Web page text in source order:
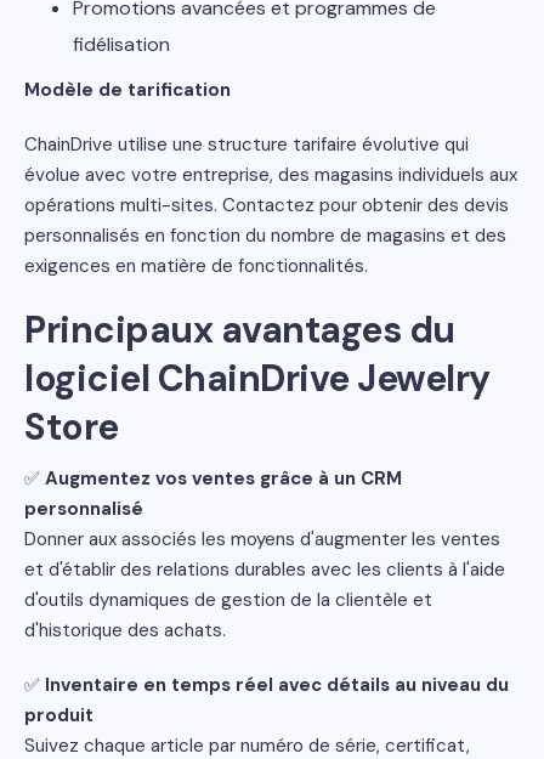
Promotions avancées et programmes de
fidélisation
Modèle de tarification
ChainDrive utilise une structure tarifaire évolutive qui
évolue avec votre entreprise, des magasins individuels aux
opérations multi-sites. Contactez pour obtenir des devis
personnalisés en fonction du nombre de magasins et des
exigences en matière de fonctionnalités.
Principaux avantages du
logiciel ChainDrive Jewelry
Store
✅ Augmentez vos ventes grâce à un CRM
personnalisé
Donner aux associés les moyens d'augmenter les ventes
et d'établir des relations durables avec les clients à l'aide
d'outils dynamiques de gestion de la clientèle et
d'historique des achats.
✅ Inventaire en temps réel avec détails au niveau du
produit
Suivez chaque article par numéro de série, certificat,